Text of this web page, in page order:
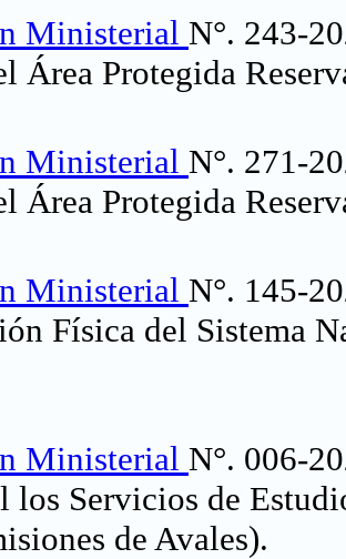
Ministerial N°. 243-
Área Protegida
Ministerial N°. 271-
Área Protegida
Ministerial N°. 145-
Física del Sistema
Ministerial N°. 006-
los Servicios de
de Avales).